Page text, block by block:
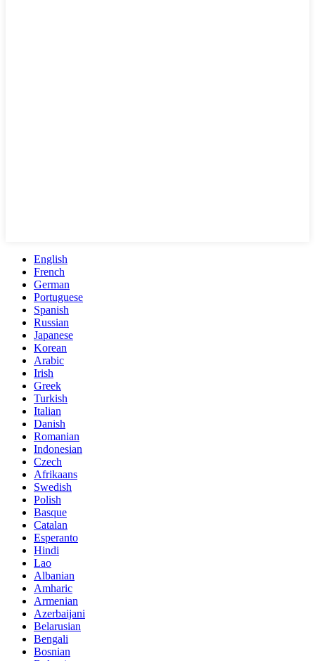
English
French
German
Portuguese
Spanish
Russian
Japanese
Korean
Arabic
Irish
Greek
Turkish
Italian
Danish
Romanian
Indonesian
Czech
Afrikaans
Swedish
Polish
Basque
Catalan
Esperanto
Hindi
Lao
Albanian
Amharic
Armenian
Azerbaijani
Belarusian
Bengali
Bosnian